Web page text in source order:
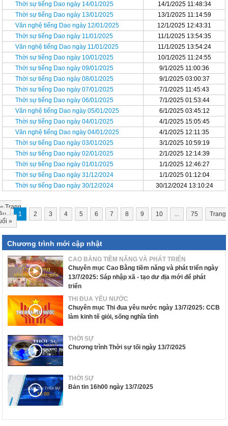
Thời sự tiếng Dao ngày 14/01/2025
14/1/2025 11:48:34
Thời sự tiếng Dao ngày 13/01/2025
13/1/2025 11:14:59
Văn nghệ tiếng Dao ngày 12/01/2025
12/1/2025 12:43:31
Thời sự tiếng Dao ngày 11/01/2025
11/1/2025 13:54:35
Văn nghệ tiếng Dao ngày 11/01/2025
11/1/2025 13:54:24
Thời sự tiếng Dao ngày 10/01/2025
10/1/2025 11:24:55
Thời sự tiếng Dao ngày 09/01/2025
9/1/2025 11:00:36
Thời sự tiếng Dao ngày 08/01/2025
9/1/2025 03:00:37
Thời sự tiếng Dao ngày 07/01/2025
7/1/2025 11:45:43
Thời sự tiếng Dao ngày 06/01/2025
7/1/2025 01:53:44
Văn nghệ tiếng Dao ngày 05/01/2025
6/1/2025 03:45:12
Thời sự tiếng Dao ngày 04/01/2025
4/1/2025 15:05:45
Văn nghệ tiếng Dao ngày 04/01/2025
4/1/2025 12:11:35
Thời sự tiếng Dao ngày 03/01/2025
3/1/2025 10:59:19
Thời sự tiếng Dao ngày 02/01/2025
2/1/2025 12:14:39
Thời sự tiếng Dao ngày 01/01/2025
1/1/2025 12:46:27
Thời sự tiếng Dao ngày 31/12/2024
1/1/2025 01:12:04
Thời sự tiếng Dao ngày 30/12/2024
30/12/2024 13:10:24
«Trang
1 2 3 4 5 6 7 8 9 10 ... 75
Trang
»
Chương trình mới cập nhật
CAO BẰNG TIỀM NĂNG VÀ PHÁT TRIỂN
Chuyên mục Cao Bằng tiềm năng và phát triển ngày
13/7/2025: Sáp nhập xã - tạo dư địa mới để phát
triển
THI ĐUA YÊU NƯỚC
Chuyên mục Thi đua yêu nước ngày 13/7/2025: CCB
làm kinh tế giỏi, sống nghĩa tình
THỜI SỰ
Chương trình Thời sự tối ngày 13/7/2025
THỜI SỰ
Bản tin 16h00 ngày 13/7/2025